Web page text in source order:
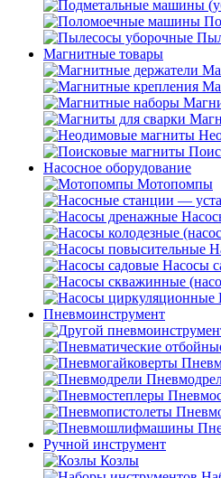
Магнитные товары
Насосное оборудование
Мотопомпы
Насосы
Пневмоинструмент
Ручной инструмент
Козлы